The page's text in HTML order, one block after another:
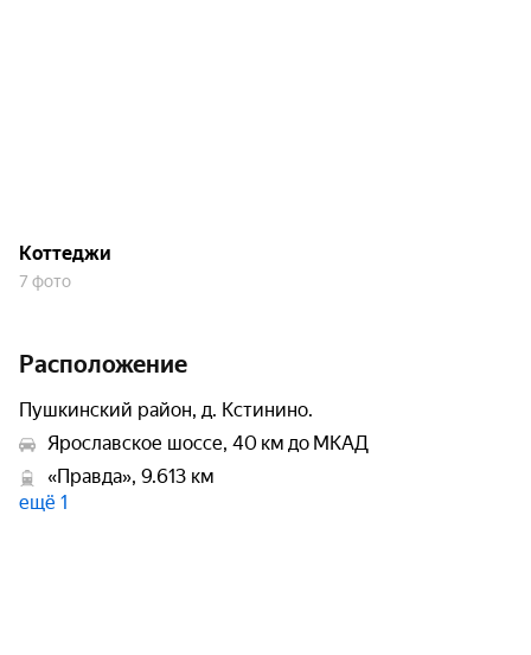
Коттеджи
7 фото
Расположение
Пушкинский район, д. Кстинино.
Ярославское шоссе, 40 км до МКАД
«Правда», 9.613 км
ещё 1